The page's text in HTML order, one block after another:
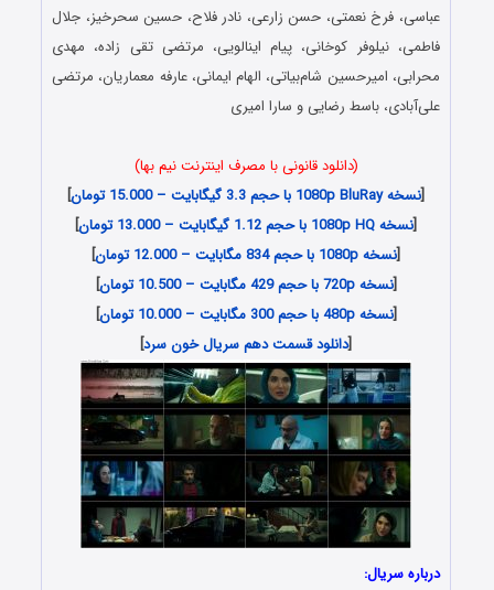
عباسی، فرخ نعمتی، حسن زارعی، نادر فلاح، حسین سحر‌خیز، جلال
فاطمی، نیلوفر کوخانی، پیام اینالویی، مرتضی تقی زاده، مهدی
محرابی، امیرحسین شام‌بیاتی، الهام ایمانی، عارفه معماریان، مرتضی
علی‌آبادی، باسط رضایی و سارا امیری
(دانلود قانونی با مصرف اینترنت نیم بها)
[نسخه 1080p BluRay با حجم 3.3 گیگابایت – 15.000 تومان
]
[نسخه 1080p HQ با حجم 1.12 گیگابایت – 13.000 تومان
]
[نسخه 1080p با حجم 834 مگابایت – 12.000 تومان
]
[نسخه 720p با حجم 429 مگابایت – 10.500 تومان
]
[نسخه 480p با حجم 300 مگابایت – 10.000 تومان
]
[دانلود قسمت دهم سریال خون سرد]
درباره سریال: